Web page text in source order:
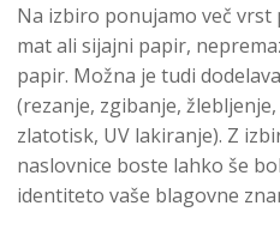
Na izbiro ponujamo več
mat ali sijajni papir,
papir. Možna je tudi
(rezanje, zgibanje,
zlatotisk, UV lakiranje). Z
naslovnice boste lahko še
identiteto vaše blagovne